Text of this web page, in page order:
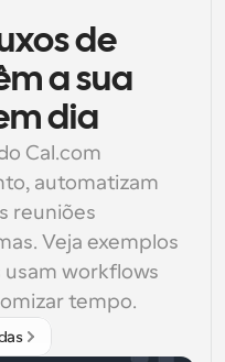
de
a sua
dia
Cal.com
automatizam
reuniões
Veja exemplos
usam workflows
tempo.